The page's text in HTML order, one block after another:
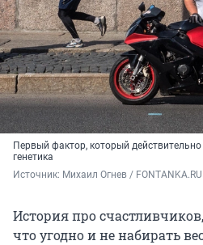
Первый фактор, который
генетика
Источник: Михаил Огнев / FONTANKA.RU
История про
что угодно и не набирать